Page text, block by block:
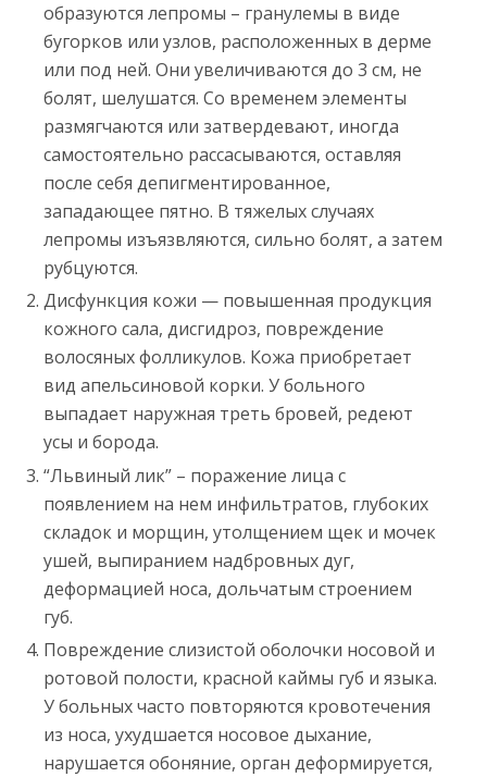
образуются лепромы – гранулемы в виде
бугорков или узлов, расположенных в дерме
или под ней. Они увеличиваются до 3 см, не
болят, шелушатся. Со временем элементы
размягчаются или затвердевают, иногда
самостоятельно рассасываются, оставляя
после себя депигментированное,
западающее пятно. В тяжелых случаях
лепромы изъязвляются, сильно болят, а затем
рубцуются.
Дисфункция кожи — повышенная продукция
кожного сала, дисгидроз, повреждение
волосяных фолликулов. Кожа приобретает
вид апельсиновой корки. У больного
выпадает наружная треть бровей, редеют
усы и борода.
“Львиный лик” – поражение лица с
появлением на нем инфильтратов, глубоких
складок и морщин, утолщением щек и мочек
ушей, выпиранием надбровных дуг,
деформацией носа, дольчатым строением
губ.
Повреждение слизистой оболочки носовой и
ротовой полости, красной каймы губ и языка.
У больных часто повторяются кровотечения
из носа, ухудшается носовое дыхание,
нарушается обоняние, орган деформируется,